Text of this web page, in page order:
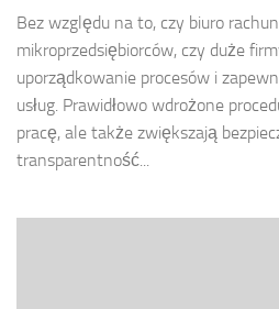
Bez względu na to, czy biuro
mikroprzedsiębiorców, czy duże
uporządkowanie procesów i
usług. Prawidłowo wdrożone
pracę, ale także zwiększają
transparentność...